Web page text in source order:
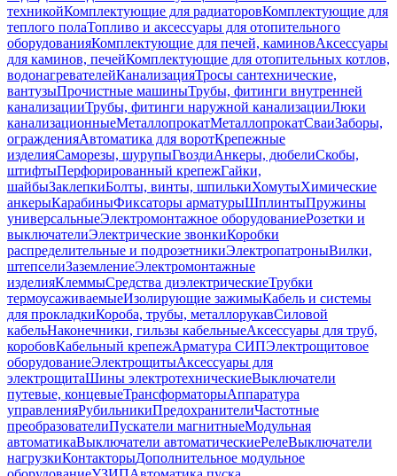
техникойКомплектующие для радиаторовКомплектующие для
теплого полаТопливо и аксессуары для отопительного
оборудованияКомплектующие для печей, каминовАксессуары
для каминов, печейКомплектующие для отопительных котлов,
водонагревателейКанализацияТросы сантехнические,
вантузыПрочистные машиныТрубы, фитинги внутренней
канализацииТрубы, фитинги наружной канализацииЛюки
канализационныеМеталлопрокатМеталлопрокатСваиЗаборы,
огражденияАвтоматика для воротКрепежные
изделияСаморезы, шурупыГвоздиАнкеры, дюбелиСкобы,
штифтыПерфорированный крепежГайки,
шайбыЗаклепкиБолты, винты, шпилькиХомутыХимические
анкерыКарабиныФиксаторы арматурыШплинтыПружины
универсальныеЭлектромонтажное оборудованиеРозетки и
выключателиЭлектрические звонкиКоробки
распределительные и подрозетникиЭлектропатроныВилки,
штепселиЗаземлениеЭлектромонтажные
изделияКлеммыСредства диэлектрическиеТрубки
термоусаживаемыеИзолирующие зажимыКабель и системы
для прокладкиКороба, трубы, металлорукавСиловой
кабельНаконечники, гильзы кабельныеАксессуары для труб,
коробовКабельный крепежАрматура СИПЭлектрощитовое
оборудованиеЭлектрощитыАксессуары для
электрощитаШины электротехническиеВыключатели
путевые, концевыеТрансформаторыАппаратура
управленияРубильникиПредохранителиЧастотные
преобразователиПускатели магнитныеМодульная
автоматикаВыключатели автоматическиеРелеВыключатели
нагрузкиКонтакторыДополнительное модульное